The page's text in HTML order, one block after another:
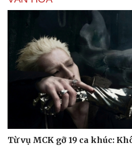
Từ vụ MCK gỡ 19 ca khúc: